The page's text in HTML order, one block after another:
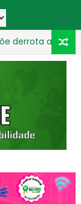
a Moraes e